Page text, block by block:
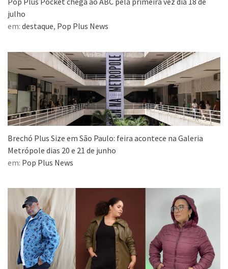
julho
em: destaque, Pop Plus News
Brechó Plus Size em São Paulo: feira acontece na Galeria
Metrópole dias 20 e 21 de junho
em: Pop Plus News